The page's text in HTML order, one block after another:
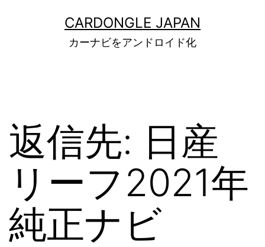
CARDONGLE JAPAN
カーナビをアンドロイド化
返信先: 日産
リーフ2021年
純正ナビ